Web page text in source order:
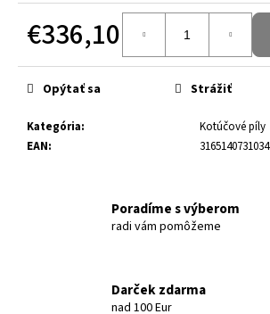
€336,10
Kategória:
Kotúčové píly
EAN: 3165140731034
Opýtať sa Strážiť
Poradíme s výberom
radi vám pomôžeme
Darček zdarma
nad 100 Eur